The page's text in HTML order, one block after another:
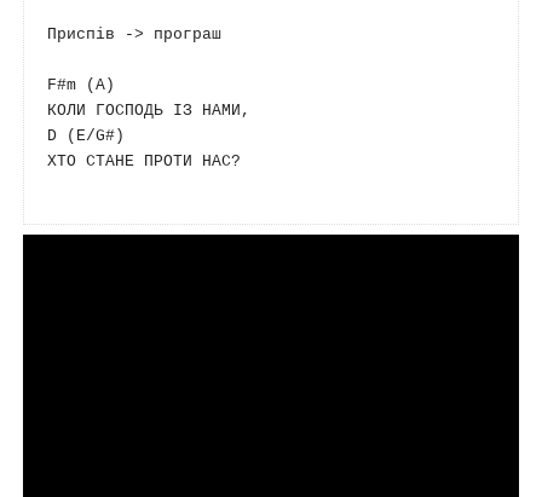
Приспів -> програш
F#m ( A)
D ( E/G#)
ХТО СТАНЕ ПРОТИ НАС?